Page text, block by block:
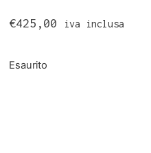
€425,00 iva inclusa
Esaurito